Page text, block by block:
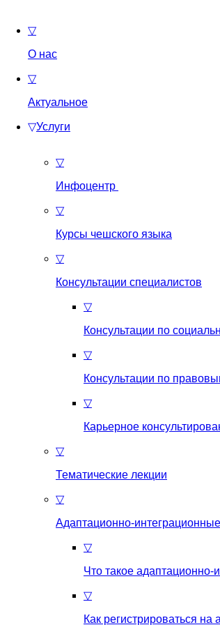
▽
О нас
▽
Актуальное
▽Услуги
▽
Инфоцентр
▽
Курсы чешского языка
▽
Консультации специалистов
▽
Консультации по
▽
Консультации по
▽
Карьерное
▽
Тематические лекции
▽
Адаптационно-
▽
Что такое
▽
Как регистрироваться